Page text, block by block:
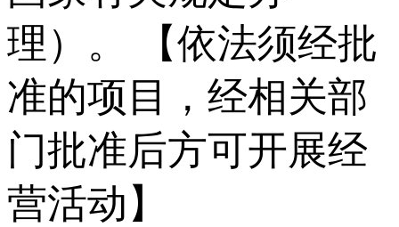
理）。 【依法须经批
准的项目，经相关部
门批准后方可开展经
营活动】